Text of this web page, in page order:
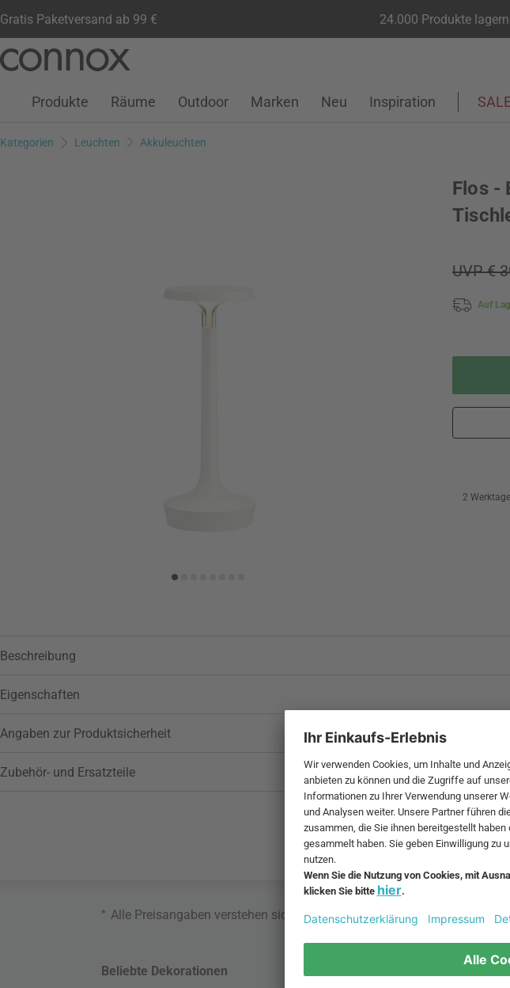
Gratis Paketversand ab 99 € 24.000 Produkte
Seiteninhalt
Suchfeld
Kundenkonto
Wunschliste
Warenkorb
Produkte Räume Outdoor Marken Neu Inspiration
Kategorien Leuchten Akkuleuchten
Flos -
UVP €
Auf
2
Beschreibung
Eigenschaften
Angaben zur Produktsicherheit
Zubehör- und Ersatzteile
* Alle Preisangaben verstehen sich inklusive MwSt. und zzgl.
Beliebte Dekorationen